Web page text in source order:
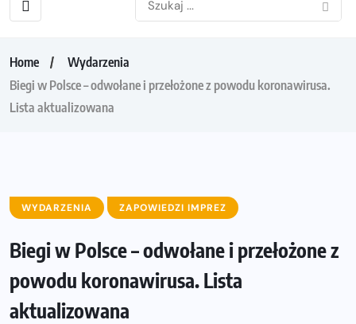
Home
Wydarzenia
Biegi w Polsce – odwołane i przełożone z powodu koronawirusa.
Lista aktualizowana
WYDARZENIA ZAPOWIEDZI IMPREZ
Biegi w Polsce – odwołane i przełożone z
powodu koronawirusa. Lista
aktualizowana